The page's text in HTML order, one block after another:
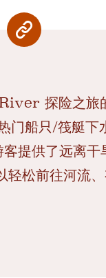
探险之旅的
船只/筏艇下
供了远离干
松前往河流